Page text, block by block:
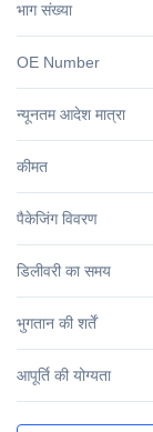
भाग संख्या
OE Number
न्यूनतम आदेश मात्रा
कीमत
पैकेजिंग विवरण
डिलीवरी का समय
भुगतान की शर्तें
आपूर्ति की योग्यता